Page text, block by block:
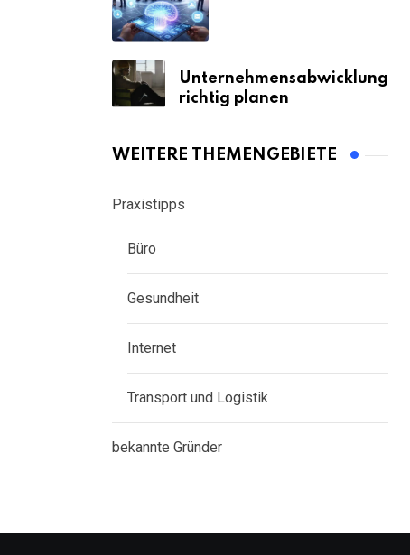
Unternehmensabwicklung
richtig planen
WEITERE THEMENGEBIETE
Praxistipps
Büro
Gesundheit
Internet
Transport und Logistik
bekannte Gründer